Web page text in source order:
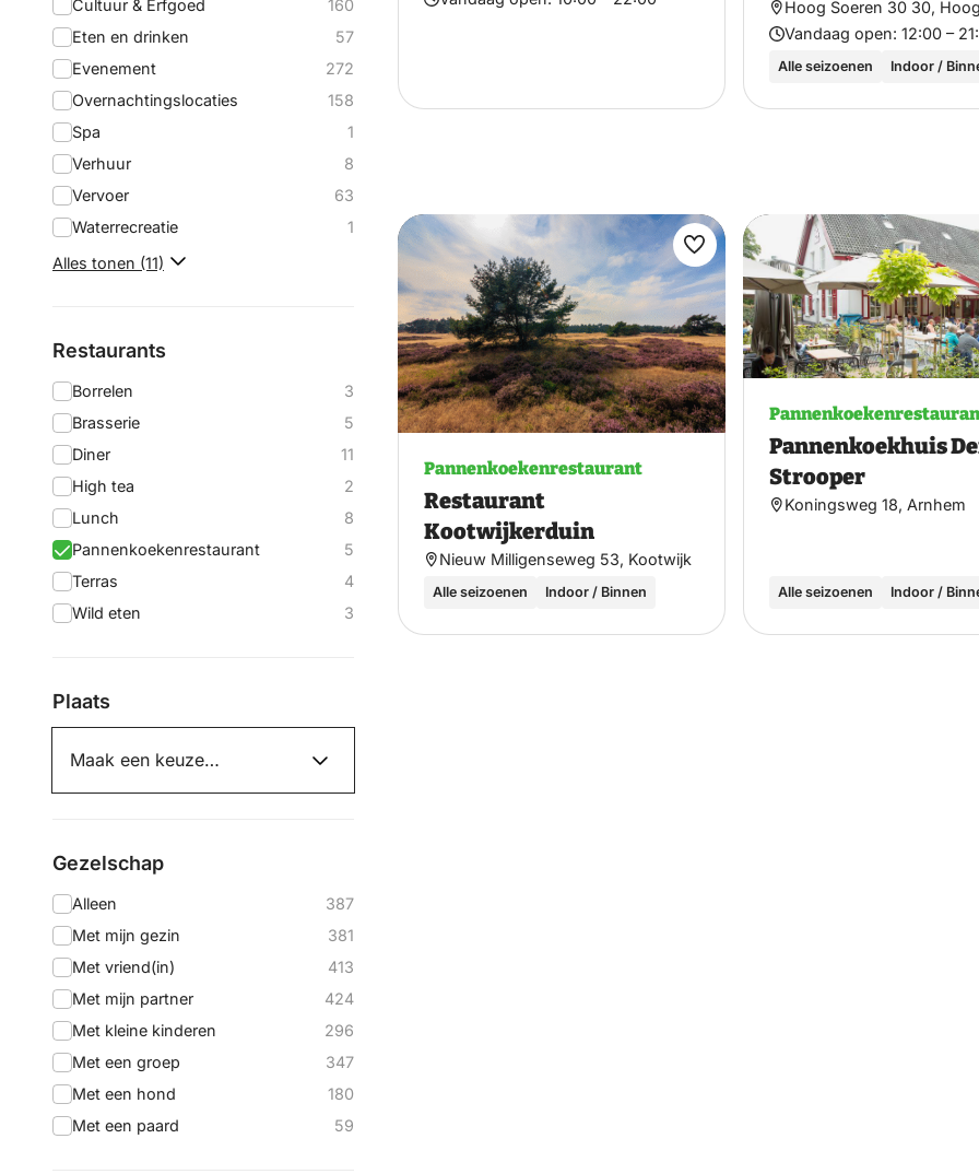
Hoog Soeren 30 30,
Vandaag open: 12:00 –
Alle seizoenen Indoor /
Pannenkoekenrestaurant
Restaurant
Kootwijkerduin
Nieuw Milligenseweg 53, Kootwijk
Alle seizoenen Indoor / Binnen
Maak
favoriet
Pannenkoekhuis
Strooper
Koningsweg 18, Arnhem
Alle seizoenen Indoor /
Cultuur & Erfgoed
160
Eten en drinken
57
Evenement
272
Overnachtingslocaties
158
Spa
1
Verhuur
8
Vervoer
63
Waterrecreatie
1
Alles tonen (11)
Restaurants
Borrelen
3
Brasserie
5
Diner
11
High tea
2
Lunch
8
Pannenkoekenrestaurant
5
Terras
4
Wild eten
3
Plaats
Gezelschap
Alleen
387
Met mijn gezin
381
Met vriend(in)
413
Met mijn partner
424
Met kleine kinderen
296
Met een groep
347
Met een hond
180
Met een paard
59